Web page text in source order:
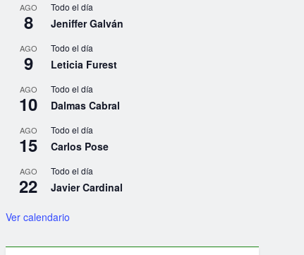
AGO
8
Todo el día
Jeniffer Galván
AGO
9
Todo el día
Leticia Furest
AGO
10
Todo el día
Dalmas Cabral
AGO
15
Todo el día
Carlos Pose
AGO
22
Todo el día
Javier Cardinal
Ver calendario